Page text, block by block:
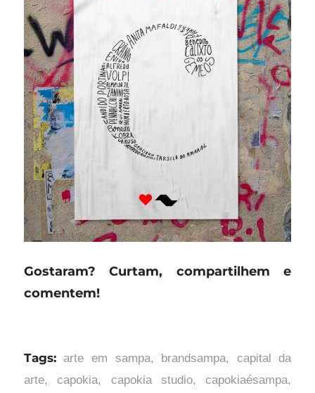
Gostaram? Curtam, compartilhem e
comentem!
Tags: arte em sampa, brandsampa, capital da
arte,capokia, capokia studio,capokiaésampa,